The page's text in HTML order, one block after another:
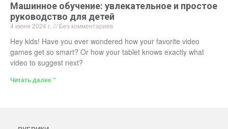
Машинное обучение: увлекательное и простое
руководство для детей
4 июня 2024 г. Без комментариев
Hey kids! Have you ever wondered how your favorite video
games get so smart? Or how your tablet knows exactly what
video to suggest next?
Читать далее "